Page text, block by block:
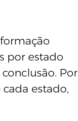
por estado
Por
estado,